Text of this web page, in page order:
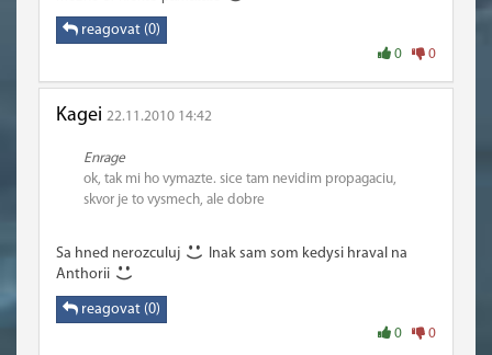
reagovat (0)
0 0
Kagei 22.11.2010 14:42
Enrage
ok, tak mi ho vymazte. sice tam nevidim propagaciu,
skvor je to vysmech, ale dobre
Sa hned nerozculuj
Inak sam som kedysi hraval na
Anthorii
reagovat (0)
0 0